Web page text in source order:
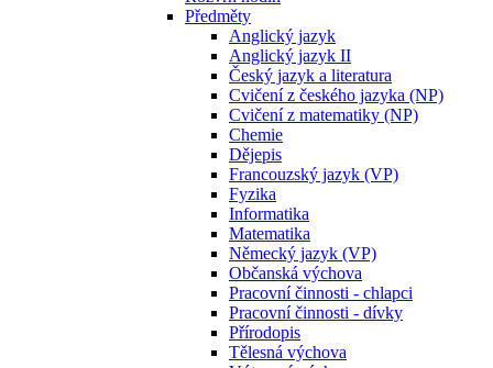
Předměty
Anglický jazyk
Anglický jazyk II
Český jazyk a literatura
Cvičení z českého jazyka (NP)
Cvičení z matematiky (NP)
Chemie
Dějepis
Francouzský jazyk (VP)
Fyzika
Informatika
Matematika
Německý jazyk (VP)
Občanská výchova
Pracovní činnosti - chlapci
Pracovní činnosti - dívky
Přírodopis
Tělesná výchova